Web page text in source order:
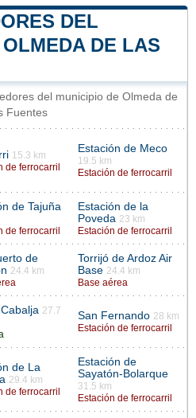
DEL
DE LAS
del municipio de Olmeda de
Fuentes
15.3 km
de ferrocarril
Estación de Meco
19.5 km
Estación de ferrocarril
de Tajuña
de ferrocarril
Estación de la
Poveda 23 km
Estación de ferrocarril
de
24.4 km
Torrijó de Ardoz Air
Base 24.4 km
Base aérea
27.7
San Fernando 28 km
Estación de ferrocarril
de La
29.4 km
de ferrocarril
Estación de
Sayatón-Bolarque
31.5 km
Estación de ferrocarril